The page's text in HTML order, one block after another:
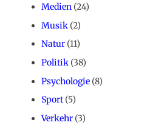
Medien (24)
Musik (2)
Natur (11)
Politik (38)
Psychologie (8)
Sport(5)
Verkehr (3)